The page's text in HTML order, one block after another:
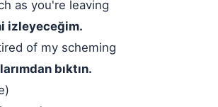
as you're leaving
izleyeceğim.
of my scheming
bıktın.